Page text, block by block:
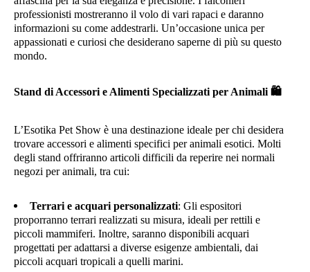
professionisti mostreranno il volo di vari rapaci e daranno
informazioni su come addestrarli. Un’occasione unica per
appassionati e curiosi che desiderano saperne di più su questo
mondo.
Stand di Accessori e Alimenti Specializzati per Animali 🛍️
L’Esotika Pet Show è una destinazione ideale per chi desidera
trovare accessori e alimenti specifici per animali esotici. Molti
degli stand offriranno articoli difficili da reperire nei normali
negozi per animali, tra cui:
Terrari e acquari personalizzati: Gli espositori
proporranno terrari realizzati su misura, ideali per rettili e
piccoli mammiferi. Inoltre, saranno disponibili acquari
progettati per adattarsi a diverse esigenze ambientali, dai
piccoli acquari tropicali a quelli marini.